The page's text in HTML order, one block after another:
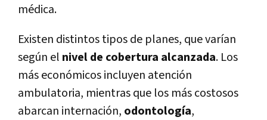
médica.
Existen distintos tipos de planes, que varían
según el nivel de cobertura alcanzada. Los
más económicos incluyen atención
ambulatoria, mientras que los más costosos
abarcan internación, odontología,